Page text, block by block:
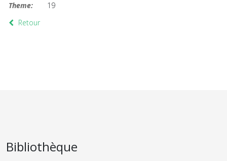
Theme:
19
Retour
Bibliothèque